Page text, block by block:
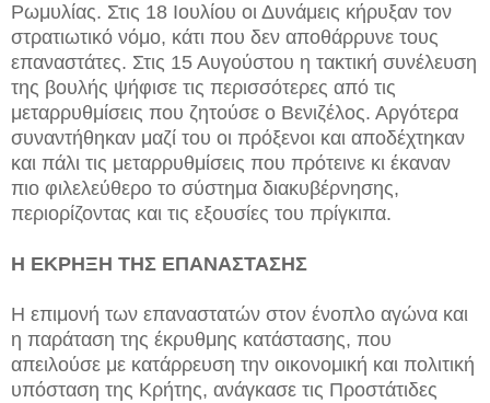
Ρωμυλίας. Στις 18 Ιουλίου οι Δυνάμεις κήρυξαν τον
στρατιωτικό νόμο, κάτι που δεν αποθάρρυνε τους
επαναστάτες. Στις 15 Αυγούστου η τακτική συνέλευση
της βουλής ψήφισε τις περισσότερες από τις
μεταρρυθμίσεις που ζητούσε ο Βενιζέλος. Αργότερα
συναντήθηκαν μαζί του οι πρόξενοι και αποδέχτηκαν
και πάλι τις μεταρρυθμίσεις που πρότεινε κι έκαναν
πιο φιλελεύθερο το σύστημα διακυβέρνησης,
περιορίζοντας και τις εξουσίες του πρίγκιπα.
Η ΕΚΡΗΞΗ ΤΗΣ ΕΠΑΝΑΣΤΑΣΗΣ
Η επιμονή των επαναστατών στον ένοπλο αγώνα και
η παράταση της έκρυθμης κατάστασης, που
απειλούσε με κατάρρευση την οικονομική και πολιτική
υπόσταση της Κρήτης, ανάγκασε τις Προστάτιδες